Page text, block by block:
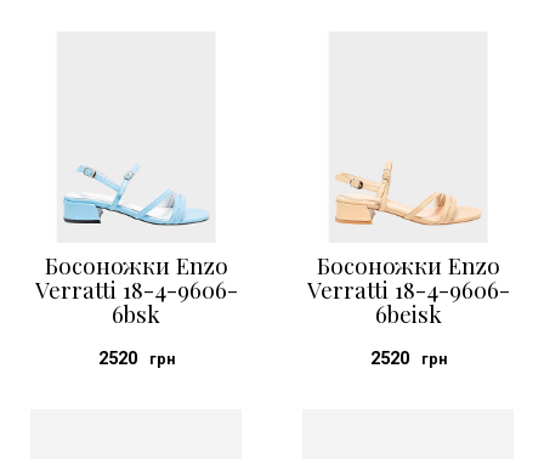
Босоножки Enzo
Verratti 18-4-9606-
6bsk
2520 грн
Босоножки Enzo
Verratti 18-4-9606-
6beisk
2520 грн